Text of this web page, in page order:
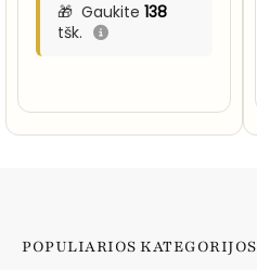
Gaukite 138
tšk.
POPULIARIOS KATEGORIJOS